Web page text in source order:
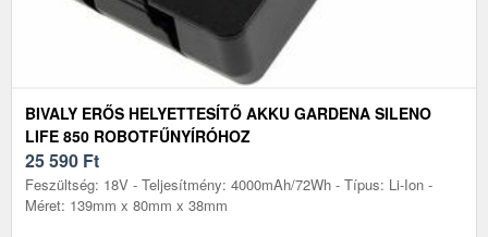
BIVALY ERŐS HELYETTESÍTŐ AKKU GARDENA SILENO
LIFE 850 ROBOTFŰNYÍRÓHOZ
25 590 Ft
Feszültség: 18V - Teljesítmény: 4000mAh/72Wh - Típus: Li-Ion -
Méret: 139mm x 80mm x 38mm